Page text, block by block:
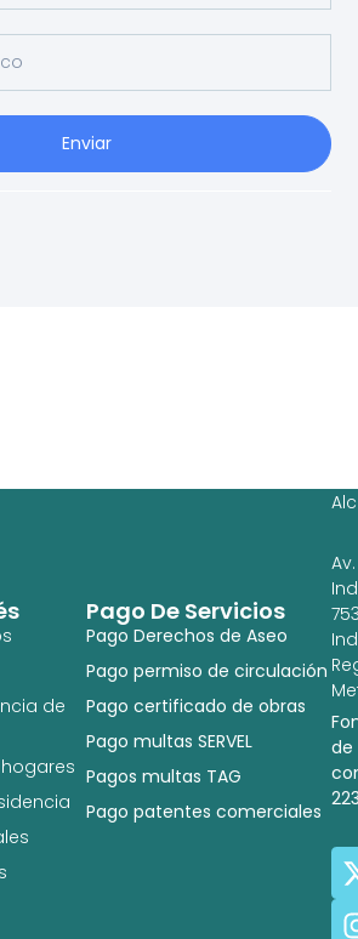
Enviar
Pago De Servicios
Pago Derechos de Aseo
Pago permiso de circulación
Pago certificado de obras
Pago multas SERVEL
Pagos multas TAG
Pago patentes comerciales
de
Av.
de